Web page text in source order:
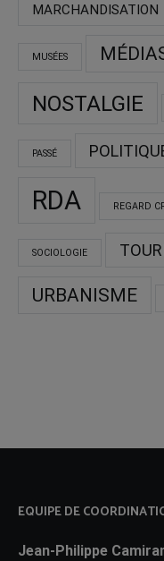
MARCHANDISATION
MUSÉES
NOSTALGIE
PASSÉ
RDA REGARD
SOCIOLOGIE
URBANISME
EQUIPE DE
Jean-Philippe